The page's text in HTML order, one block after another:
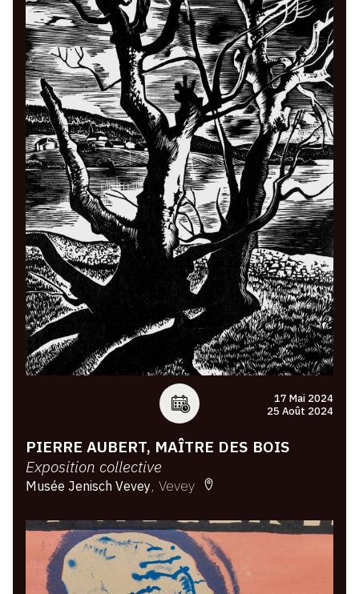
17 Mai 2024
25 Août 2024
PIERRE AUBERT, MAÎTRE DES BOIS
Exposition collective
Musée Jenisch Vevey Vevey